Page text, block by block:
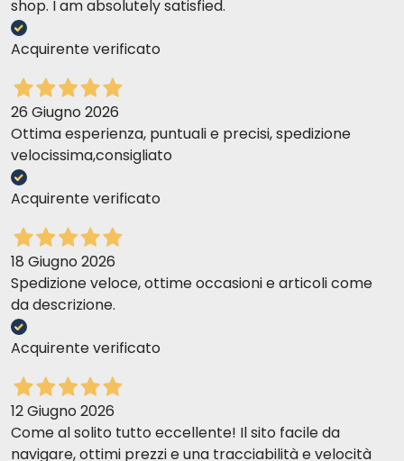
Sara F
Ordine arrivato in 1gg... ottimo servizio. Il prodotto lo conosco già e
lo consiglio.
filomena c
buono
Giovanni R
E un prodotto consigliato da mio veterinario, è il secondo anno
che lo uso sui miei cani e per il momento non ho riscontrato
problemi di alcun tipo.
Monica V
Ottimo prodotto
Luca M
18-08-2016
Il prodotto fa quello che promette e la nostra barboncina lo tollera
shop. I am absolutely satisfied.
Acquirente verificato
26 Giugno 2026
Ottima esperienza, puntuali e precisi, spedizione
velocissima,consigliato
Acquirente verificato
18 Giugno 2026
Spedizione veloce, ottime occasioni e articoli come
da descrizione.
Acquirente verificato
12 Giugno 2026
Come al solito tutto eccellente! Il sito facile da
navigare, ottimi prezzi e una tracciabilità e velocità